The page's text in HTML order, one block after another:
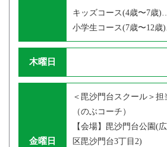
キッズコース(4歳〜7歳
小学生コース(7歳〜12歳
木曜日
金曜日
＜毘沙門台スクール＞
（のぶコーチ）
【会場】毘沙門台公園(
区毘沙門台3丁目2)